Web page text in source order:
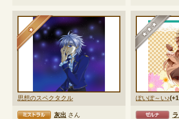
思想のスペクタクル
★
灰出 さん
ぽいぽ～い♪